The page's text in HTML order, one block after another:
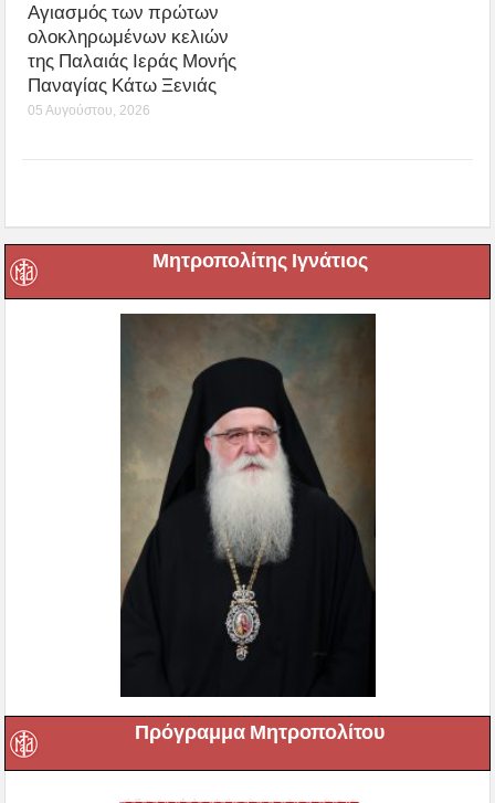
Αγιασμός των πρώτων
ολοκληρωμένων κελιών
της Παλαιάς Ιεράς Μονής
Παναγίας Κάτω Ξενιάς
05 Αυγούστου, 2026
Μητροπολίτης Ιγνάτιος
Πρόγραμμα Μητροπολίτου